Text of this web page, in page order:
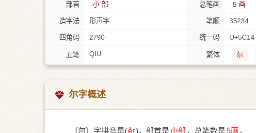
部首 ⼩ 部 总笔画 5 画
造字法 形声字 笔顺 35234
四角码 2790 统一码 U+5C14
五笔 QIU 繁体 尔
尔字概述
〔尔〕字拼音是(ěr)，部首是⼩部 ，总笔数是5画。